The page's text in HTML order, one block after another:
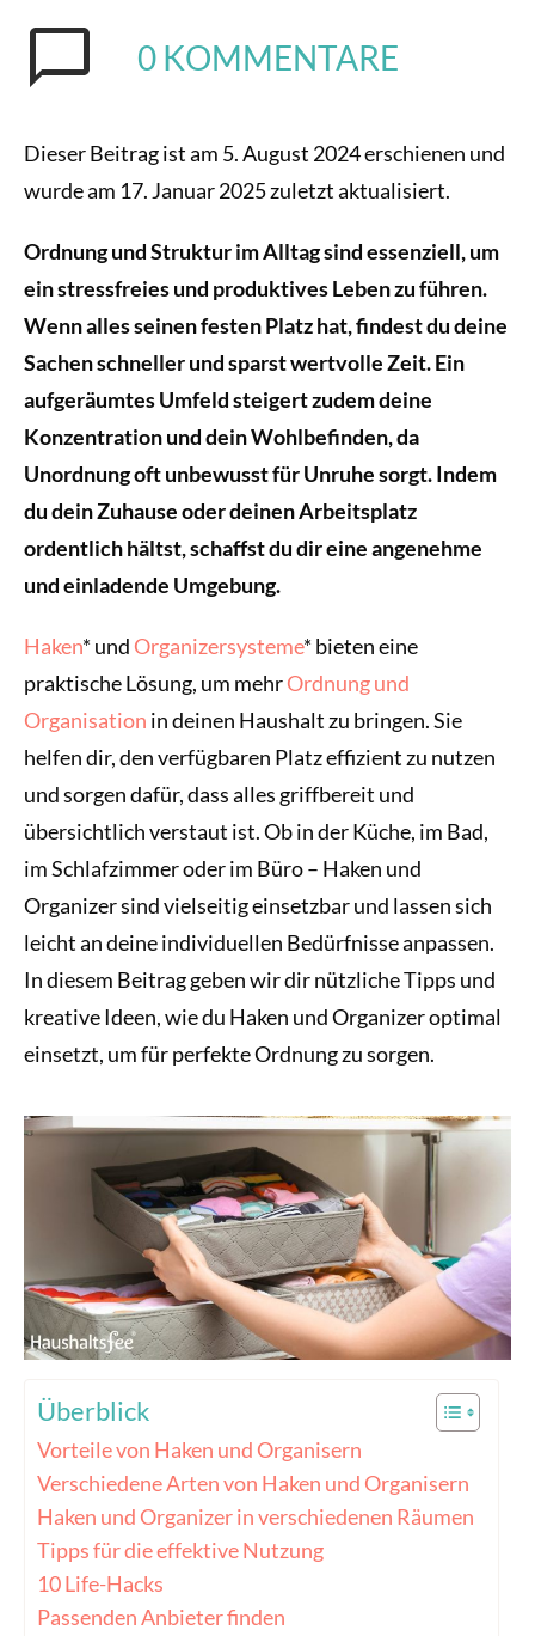
0 KOMMENTARE
Dieser Beitrag ist am 5. August 2024 erschienen und
wurde am 17. Januar 2025 zuletzt aktualisiert.
Ordnung und Struktur im Alltag sind essenziell, um
ein stressfreies und produktives Leben zu führen.
Wenn alles seinen festen Platz hat, findest du deine
Sachen schneller und sparst wertvolle Zeit. Ein
aufgeräumtes Umfeld steigert zudem deine
Konzentration und dein Wohlbefinden, da
Unordnung oft unbewusst für Unruhe sorgt. Indem
du dein Zuhause oder deinen Arbeitsplatz
ordentlich hältst, schaffst du dir eine angenehme
und einladende Umgebung.
Haken* und Organizersysteme* bieten eine
praktische Lösung, um mehrOrdnung und
Organisation in deinen Haushalt zu bringen. Sie
helfen dir, den verfügbaren Platz effizient zu nutzen
und sorgen dafür, dass alles griffbereit und
übersichtlich verstaut ist. Ob in der Küche, im Bad,
im Schlafzimmer oder im Büro – Haken und
Organizer sind vielseitig einsetzbar und lassen sich
leicht an deine individuellen Bedürfnisse anpassen.
In diesem Beitrag geben wir dir nützliche Tipps und
kreative Ideen, wie du Haken und Organizer optimal
einsetzt, um für perfekte Ordnung zu sorgen.
Überblick
Vorteile von Haken und Organisern
Verschiedene Arten von Haken und Organisern
Haken und Organizer in verschiedenen Räumen
Tipps für die effektive Nutzung
10 Life-Hacks
Passenden Anbieter finden